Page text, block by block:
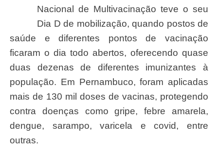
Nacional de Multivacinação teve o seu
Dia D de mobilização, quando postos de
saúde e diferentes pontos de vacinação
ficaram o dia todo abertos, oferecendo quase
duas dezenas de diferentes imunizantes à
população. Em Pernambuco, foram aplicadas
mais de 130 mil doses de vacinas, protegendo
contra doenças como gripe, febre amarela,
dengue, sarampo, varicela e covid, entre
outras.